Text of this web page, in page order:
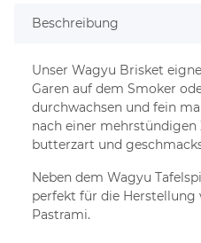
Beschreibung
Unser Wagyu Brisket
Garen auf dem Smoker
durchwachsen und fein
nach einer
butterzart und
Neben dem Wagyu
perfekt für die
Pastrami.